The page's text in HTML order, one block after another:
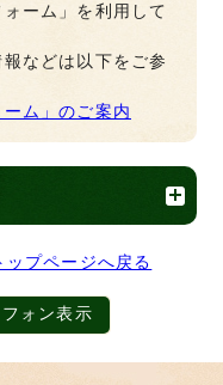
ーム」を利用して
などは以下をご参
ム」のご案内
ップページへ戻る
ォン表示